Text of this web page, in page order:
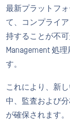
最新プラットフ
て、コンプライ
持することが不可
Management 処
す。
これにより、新
中、監査および
が確保されます。